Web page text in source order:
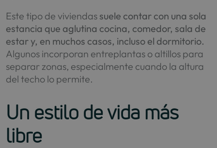
Este tipo de viviendassuele contar con una sola
estancia que aglutina cocina, comedor, sala de
estar y, en muchos casos, incluso el dormitorio.
Algunos incorporan entreplantas o altillos para
separar zonas, especialmente cuando la altura
del techo lo permite.
Un estilo de vida más
libre